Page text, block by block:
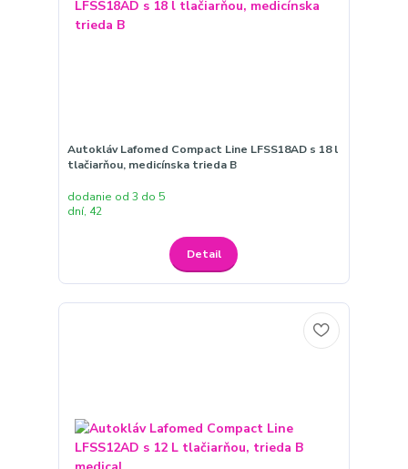
Autokláv Lafomed Compact Line LFSS18AD s 18 l
tlačiarňou, medicínska trieda B
dodanie od 3 do 5
dní, 42
Detail